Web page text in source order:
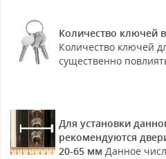
Количество ключей
Количество ключей
существенно
Для установки
рекомендуются
20-65 мм Данное